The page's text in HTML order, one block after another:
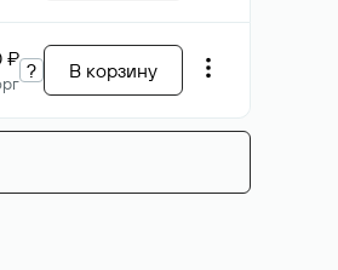
₽ ? В корзину